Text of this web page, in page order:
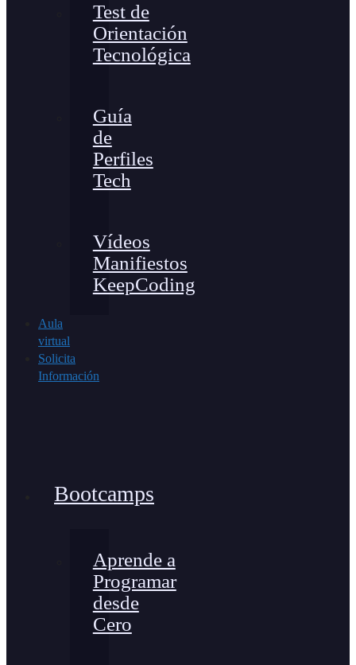
Test de
Orientación
Tecnológica
Guía
de
Perfiles
Tech
Vídeos
Manifiestos
KeepCoding
Aula
virtual
Solicita
Información
Bootcamps
Aprende a
Programar
desde
Cero